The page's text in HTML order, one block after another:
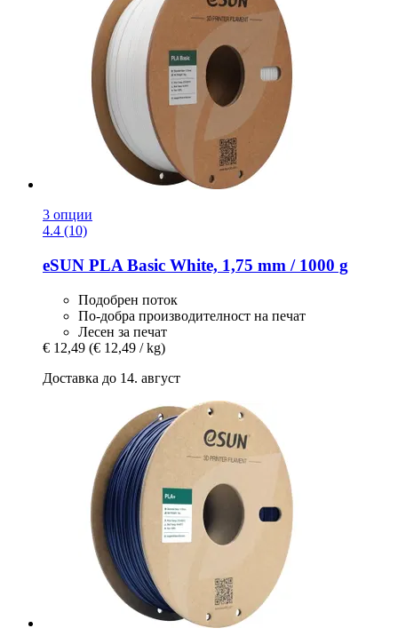
3 опции
4.4 (10)
eSUN PLA Basic White, 1,75 mm / 1000 g
Подобрен поток
По-добра производителност на печат
Лесен за печат
€ 12,49 (€ 12,49 / kg)
Доставка до 14. август